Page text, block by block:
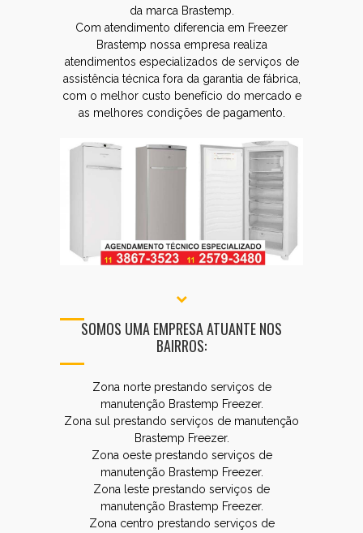
da marca Brastemp.
Com atendimento diferencia em Freezer
Brastemp nossa empresa realiza
atendimentos especializados de serviços de
assistência técnica fora da garantia de fábrica,
com o melhor custo benefício do mercado e
as melhores condições de pagamento.
SOMOS UMA EMPRESA ATUANTE NOS
BAIRROS:
Zona norte prestando serviços de
manutenção Brastemp Freezer.
Zona sul prestando serviços de manutenção
Brastemp Freezer.
Zona oeste prestando serviços de
manutenção Brastemp Freezer.
Zona leste prestando serviços de
manutenção Brastemp Freezer.
Zona centro prestando serviços de